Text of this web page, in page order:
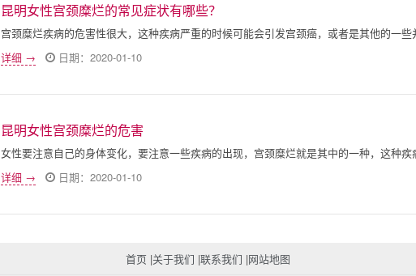
昆明女性宫颈糜烂的常见症状有哪些？
宫颈糜烂疾病的危害性很大，这种疾病严重的时候可能会引发宫颈癌，或者是其他的一
详细 →
日期：2020-01-10
昆明女性宫颈糜烂的危害
女性要注意自己的身体变化，要注意一些疾病的出现，宫颈糜烂就是其中的一种，这种
详细 →
日期：2020-01-10
首页 |关于我们 |联系我们 |网站地图